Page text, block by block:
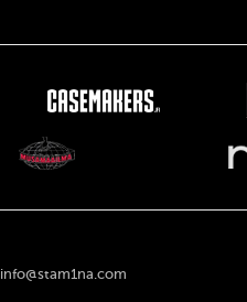
info@stam1na.com